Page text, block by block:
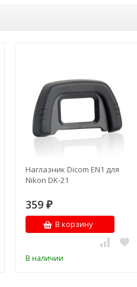
Наглазник Dicom EN1 для
Nikon DK-21
359 ₽
В корзину
В наличии